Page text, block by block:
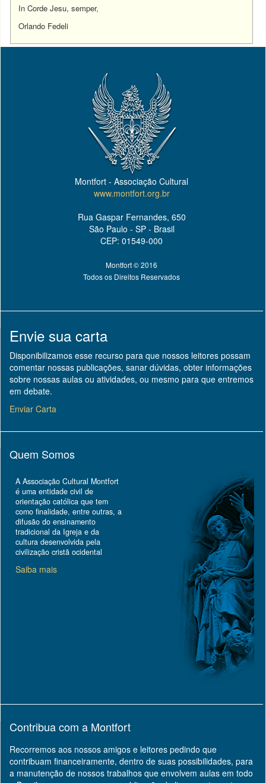
In Corde Jesu, semper,
Orlando Fedeli
Montfort - Associação Cultural
www.montfort.org.br
Rua Gaspar Fernandes, 650
São Paulo - SP - Brasil
CEP: 01549-000
Montfort © 2016
Todos os Direitos Reservados
Envie sua carta
Disponibilizamos esse recurso para que nossos leitores possam
comentar nossas publicações, sanar dúvidas, obter informações
sobre nossas aulas ou atividades, ou mesmo para que entremos
em debate.
Enviar Carta
Quem Somos
A Associação Cultural Montfort
é uma entidade civil de
orientação católica que tem
como finalidade, entre outras, a
difusão do ensinamento
tradicional da Igreja e da
cultura desenvolvida pela
civilização cristã ocidental
Saiba mais
Contribua com a Montfort
Recorremos aos nossos amigos e leitores pedindo que
contribuam financeiramente, dentro de suas possibilidades, para
a manutenção de nossos trabalhos que envolvem aulas em todo